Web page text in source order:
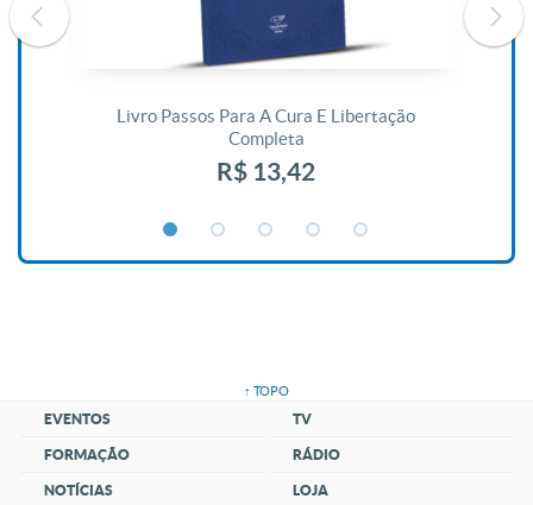
Livro Passos Para A Cura E Libertação
Completa
R$ 13,42
↑ TOPO
EVENTOS
FORMAÇÃO
NOTÍCIAS
TV
RÁDIO
LOJA